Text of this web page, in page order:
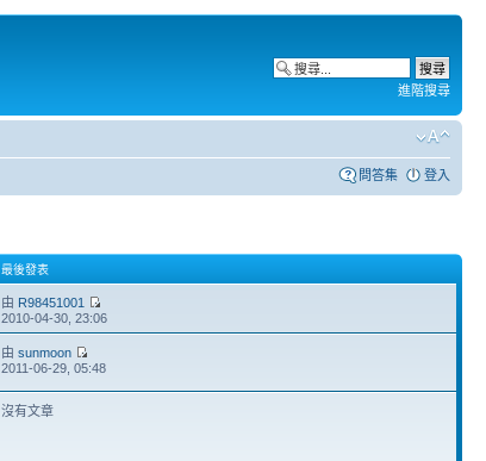
進階搜尋
問答集 登入
最後發表
由 R98451001
2010-04-30, 23:06
由sunmoon
2011-06-29, 05:48
沒有文章